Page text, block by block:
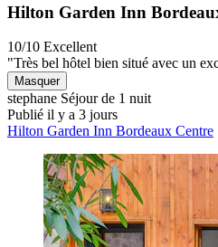
Hilton Garden Inn
10/10 Excellent
"Très bel hôtel bien situé avec un
Masquer
stephane Séjour de 1 nuit
Publié il y a 3 jours
Hilton Garden Inn Bordeaux Centre